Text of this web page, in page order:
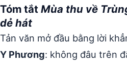
Tóm tắt Mùa thu về
dẻ hát
Tản văn mở đầu bằng lời
Y Phương: không đâu trên